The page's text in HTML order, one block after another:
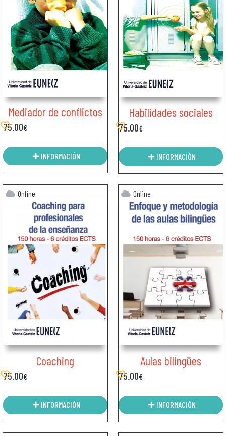
Mediador de conflictos
75.00€
INFORMACIÓN
Habilidades sociales
75.00€
INFORMACIÓN
Online
Coaching
75.00€
INFORMACIÓN
Online
Aulas bilingües
75.00€
INFORMACIÓN